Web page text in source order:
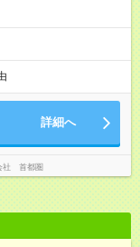
詳細へ
社 首都圏